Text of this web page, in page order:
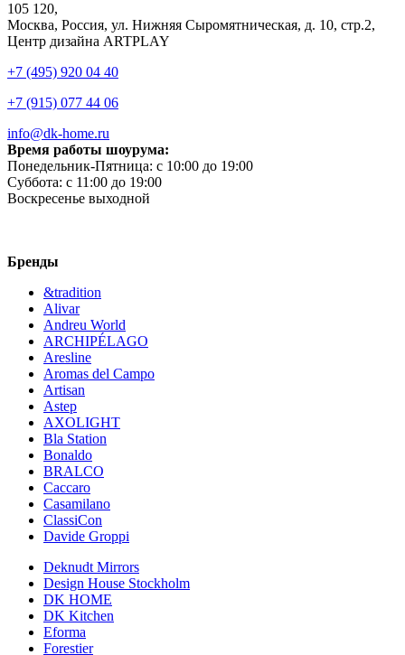
105 120,
Москва, Россия, ул. Нижняя Сыромятническая, д. 10, стр.2,
Центр дизайна ARTPLAY
+7 (495) 920 04 40
+7 (915) 077 44 06
info@dk-home.ru
Время работы шоурума:
Понедельник-Пятница: c 10:00 до 19:00
Суббота: c 11:00 до 19:00
Воскресенье выходной
Бренды
&tradition
Alivar
Andreu World
ARCHIPÉLAGO
Aresline
Aromas del Campo
Artisan
Astep
AXOLIGHT
Bla Station
Bonaldo
BRALCO
Caccaro
Casamilano
ClassiCon
Davide Groppi
Deknudt Mirrors
Design House Stockholm
DK HOME
DK Kitchen
Eforma
Forestier